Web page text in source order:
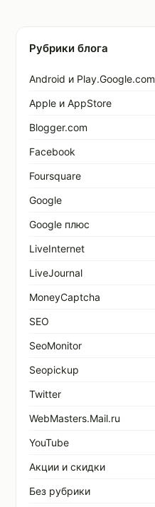
Рубрики блога
Android и Play.Google.com
Apple и AppStore
Blogger.com
Facebook
Foursquare
Google
Google плюс
LiveInternet
LiveJournal
MoneyCaptcha
SEO
SeoMonitor
Seopickup
Twitter
WebMasters.Mail.ru
YouTube
Акции и скидки
Без рубрики